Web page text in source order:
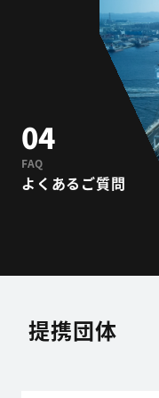
04
FAQ
よくあるご質問
提携団体